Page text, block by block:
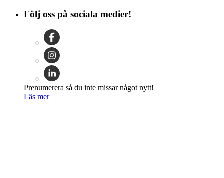
Följ oss på sociala medier!
Prenumerera så du inte missar något nytt!
Läs mer